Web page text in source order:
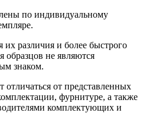
по индивидуальному
различия и более быстрого
образцов не являются
знаком.
отличаться от представленных
фурнитуре, а также
комплектующих и